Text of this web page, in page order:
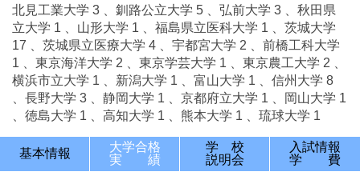
北見工業大学 3 、釧路公立大学 5 、弘前大学 3 、秋田県
立大学 1 、山形大学 1 、福島県立医科大学 1 、茨城大学
17 、茨城県立医療大学 4 、宇都宮大学 2 、前橋工科大学
1 、東京海洋大学 2 、東京学芸大学 1 、東京農工大学 2 、
横浜市立大学 1 、新潟大学 1 、富山大学 1 、信州大学 8
、長野大学 3 、静岡大学 1 、京都府立大学 1 、岡山大学 1
、徳島大学 1 、高知大学 1 、熊本大学 1 、琉球大学 1
基本情報
大学合格
実 績
学 校
説明会
入試情報
学 費